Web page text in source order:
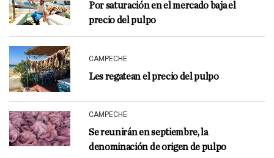
Por saturación en el mercado baja el
precio del pulpo
CAMPECHE
Les regatean el precio del pulpo
CAMPECHE
Se reunirán en septiembre, la
denominación de origen de pulpo